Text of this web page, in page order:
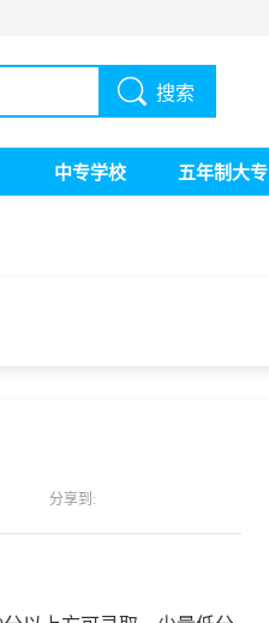
搜索
中专学校 五年制大专
分享到: